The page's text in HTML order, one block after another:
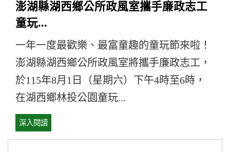
澎湖縣湖西鄉公所政風室攜手廉政志工
童玩...
一年一度最歡樂、最富童趣的童玩節來啦！
澎湖縣湖西鄉公所政風室將攜手廉政志工，
於115年8月1日（星期六）下午4時至6時，
在湖西鄉林投公園童玩...
深入閱讀